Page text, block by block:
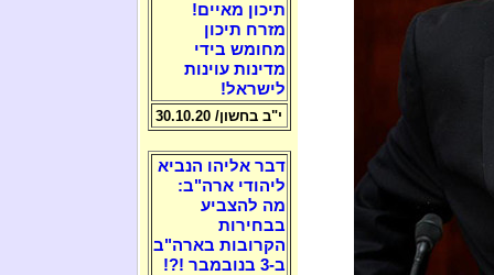
תיכון מאיים!
מזרח תיכון
מחומש בידי
מדינות עוינות
לישראל!
י"ב בחשון/ 30.10.20
דבר אליהו הנביא
ליהודי ארה"ב:
מה להצביע
בבחירות
הקרובות בארה"ב
ב-3 בנובמבר !?!